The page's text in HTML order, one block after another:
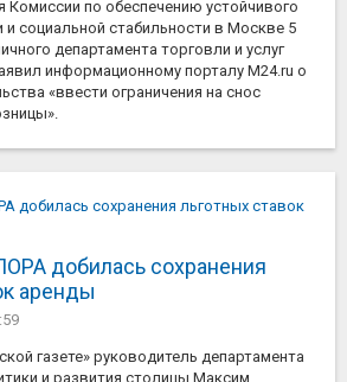
Комиссии по обеспечению устойчивого
и социальной стабильности в Москве 5
департамента торговли и услуг
информационному порталу M24.ru о
«ввести ограничения на снос
добилась сохранения
аренды
газете» руководитель департамента
и развития столицы Максим